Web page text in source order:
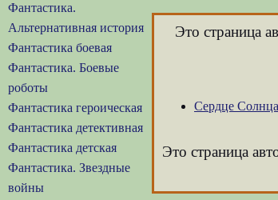
Фантастика.
Альтернативная история
Фантастика боевая
Фантастика. Боевые
роботы
Фантастика героическая
Фантастика детективная
Фантастика детская
Фантастика. Звездные
войны
Это страница
Сердце Солнца
Это страница